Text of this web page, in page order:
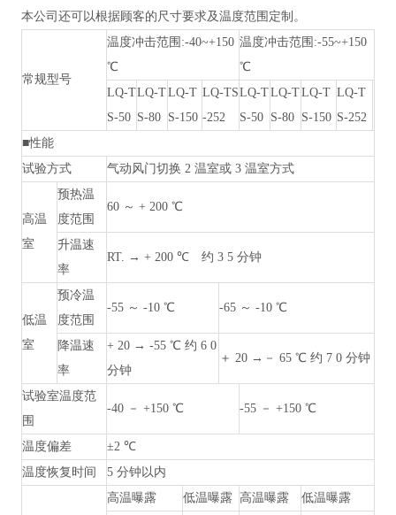
本公司还可以根据顾客的尺寸要求及温度范围定制。
常规型号
温度冲击范围 :-40~+150
℃
温度冲击范围 :-55~+150
℃
LQ-T
S-50
LQ-T
S-80
LQ-T
S-150
LQ-TS
-252
LQ-T
S-50
LQ-T
S-80
LQ-T
S-150
LQ-T
S-252
■性能
试验方式
气动风门切换 2 温室或 3 温室方式
高温
室
预热温
度范围
60 ～ + 200 ℃
升温速
率
RT. → + 200 ℃ 约 3 5 分钟
低温
室
预冷温
度范围
-55 ～ -10 ℃ -65 ～ -10 ℃
降温速
率
+ 20 → -55 ℃ 约 6 0
分钟
＋ 20 →－ 65 ℃ 约 7 0 分钟
试验室温度范
围
-40 － +150 ℃ -55 － +150 ℃
温度偏差
±2 ℃
温度恢复时间
5 分钟以内
高温曝露
低温曝露 高温曝露 低温曝露